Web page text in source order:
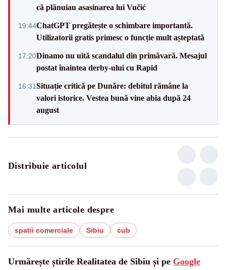
că plănuiau asasinarea lui Vučić
19:44ChatGPT pregătește o schimbare importantă.
Utilizatorii gratis primesc o funcție mult așteptată
17:20Dinamo nu uită scandalul din primăvară. Mesajul
postat înaintea derby-ului cu Rapid
16:31Situație critică pe Dunăre: debitul rămâne la
valori istorice. Vestea bună vine abia după 24
august
Distribuie articolul
Mai multe articole despre
spatii comerciale Sibiu cub
Urmărește știrile Realitatea de Sibiu și pe Google